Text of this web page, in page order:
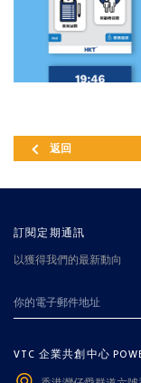
返回
訂閱定期通訊
以獲得我們的最新動向
VTC 企業共創中心